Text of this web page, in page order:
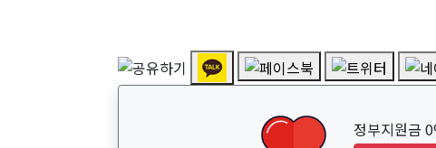
정부지원금